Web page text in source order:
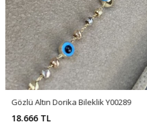
Gözlü Altın Dorika Bileklik Y00289
18.666 TL